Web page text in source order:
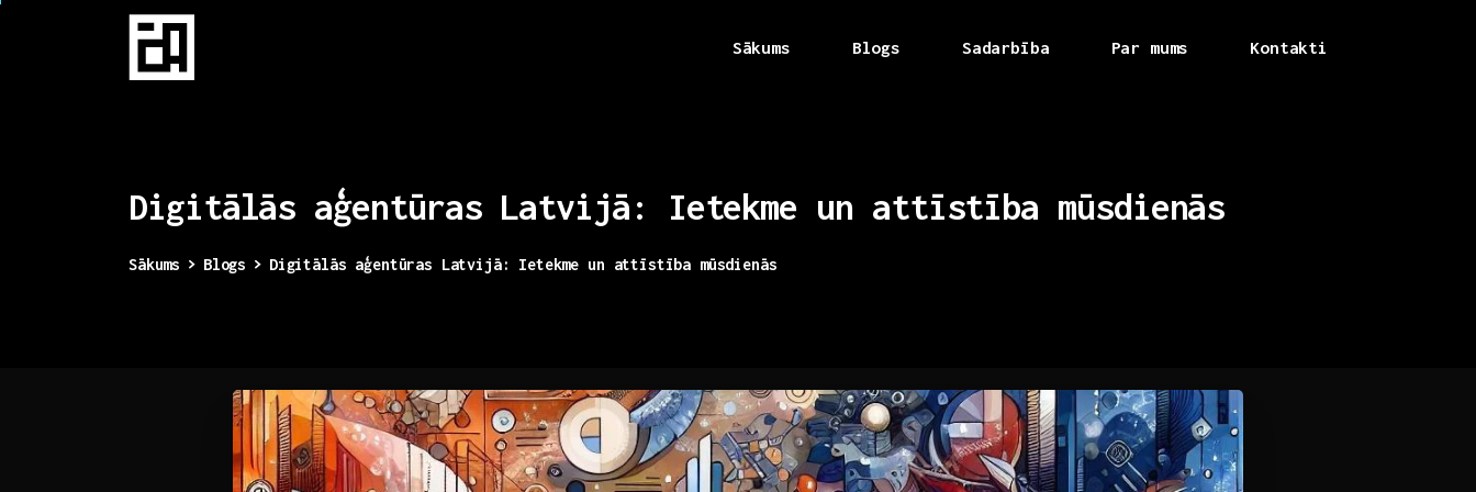
Sākums Blogs Sadarbība Par mums Kontakti
Digitālās aģentūras Latvijā: Ietekme un attīstība mūsdienās
Sākums Blogs Digitālās aģentūras Latvijā: Ietekme un attīstība mūsdienās